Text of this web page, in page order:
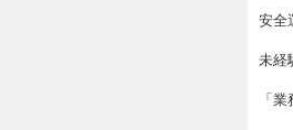
◎店長幹部候補：月50万円以上＋インセンテ
◎業務委託（アルバイト）：時給1,163円以上
安全
未経
「